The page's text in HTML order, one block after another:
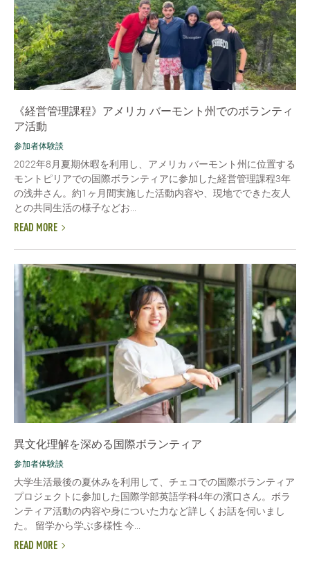
《経営管理課程》アメリカ バーモント州でのボランティ
ア活動
参加者体験談
2022年8月夏期休暇を利用し、アメリカ バーモント州に位置する
モントピリアでの国際ボランティアに参加した経営管理課程3年
の浅井さん。約1ヶ月間実施した活動内容や、現地でできた友人
との共同生活の様子などお...
READ MORE
異文化理解を深める国際ボランティア
参加者体験談
大学生活最後の夏休みを利用して、チェコでの国際ボランティア
プロジェクトに参加した国際学部英語学科4年の濱口さん。ボラ
ンティア活動の内容や身についた力など詳しくお話を伺いまし
た。 留学から学ぶ多様性 今...
READ MORE